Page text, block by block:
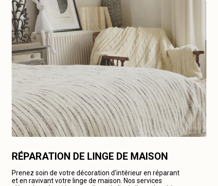
RÉPARATION DE LINGE DE MAISON
Prenez soin de votre décoration d‘intérieur en réparant
et en ravivant votre linge de maison. Nos services